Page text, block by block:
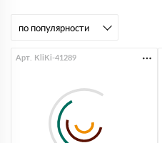
Арт. KliKi-41289